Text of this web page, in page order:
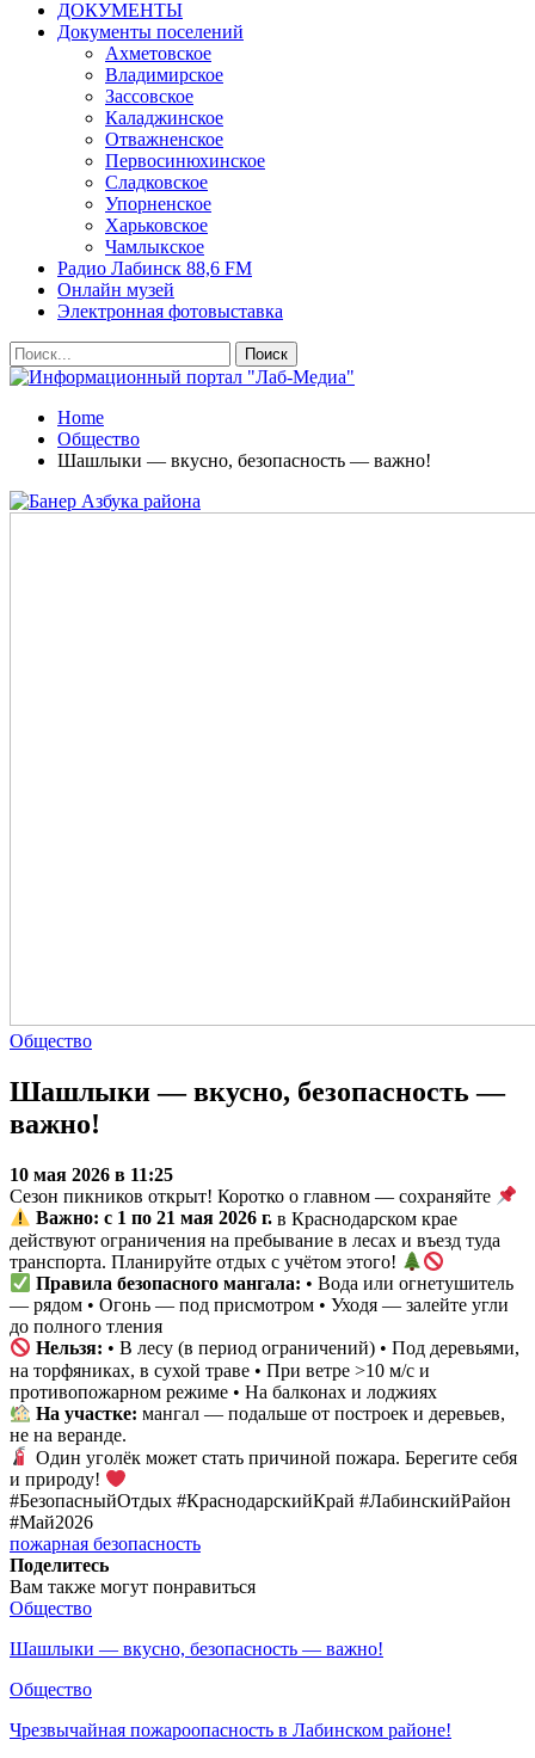
ДОКУМЕНТЫ
Документы поселений
Ахметовское
Владимирское
Зассовское
Каладжинское
Отважненское
Первосинюхинское
Сладковское
Упорненское
Харьковское
Чамлыкское
Радио Лабинск 88,6 FM
Онлайн музей
Электронная фотовыставка
Home
Общество
Шашлыки — вкусно, безопасность — важно!
Общество
Шашлыки — вкусно, безопасность —
важно!
10 мая 2026 в 11:25
Сезон пикников открыт! Коротко о главном — сохраняйте
Важно: с 1 по 21 мая 2026 г. в Краснодарском крае
действуют ограничения на пребывание в лесах и въезд туда
транспорта. Планируйте отдых с учётом этого!
Правила безопасного мангала: • Вода или огнетушитель
— рядом • Огонь — под присмотром • Уходя — залейте угли
до полного тления
Нельзя: • В лесу (в период ограничений) • Под деревьями,
на торфяниках, в сухой траве • При ветре >10 м/с и
противопожарном режиме • На балконах и лоджиях
На участке: мангал — подальше от построек и деревьев,
не на веранде.
Один уголёк может стать причиной пожара. Берегите себя
и природу!
#БезопасныйОтдых #КраснодарскийКрай #ЛабинскийРайон
#Май2026
пожарная безопасность
Поделитесь
Вам также могут понравиться
Общество
Шашлыки — вкусно, безопасность — важно!
Общество
Чрезвычайная пожароопасность в Лабинском районе!